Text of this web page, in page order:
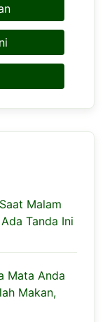
Malam
Tanda Ini
Mata Anda
Makan,